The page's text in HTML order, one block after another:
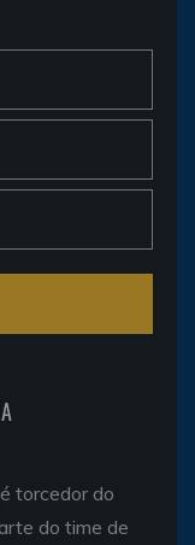
torcedor do
do time de